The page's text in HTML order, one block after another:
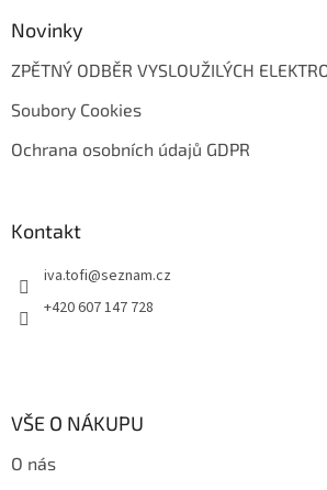
Novinky
ZPĚTNÝ ODBĚR VYSLOUŽILÝCH
Soubory Cookies
Ochrana osobních údajů GDPR
Kontakt
iva.tofi@seznam.cz
+420 607 147 728
VŠE O NÁKUPU
O nás